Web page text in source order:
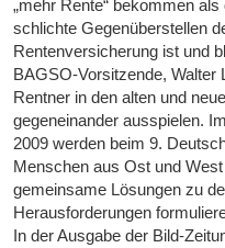
„mehr Rente“ bekommen
schlichte Gegenüberstellen
Rentenversicherung ist und
BAGSO-Vorsitzende, Walter
Rentner in den alten und
gegeneinander ausspielen.
2009 werden beim 9.
Menschen aus Ost und
gemeinsame Lösungen zu
Herausforderungen
In der Ausgabe der Bild-